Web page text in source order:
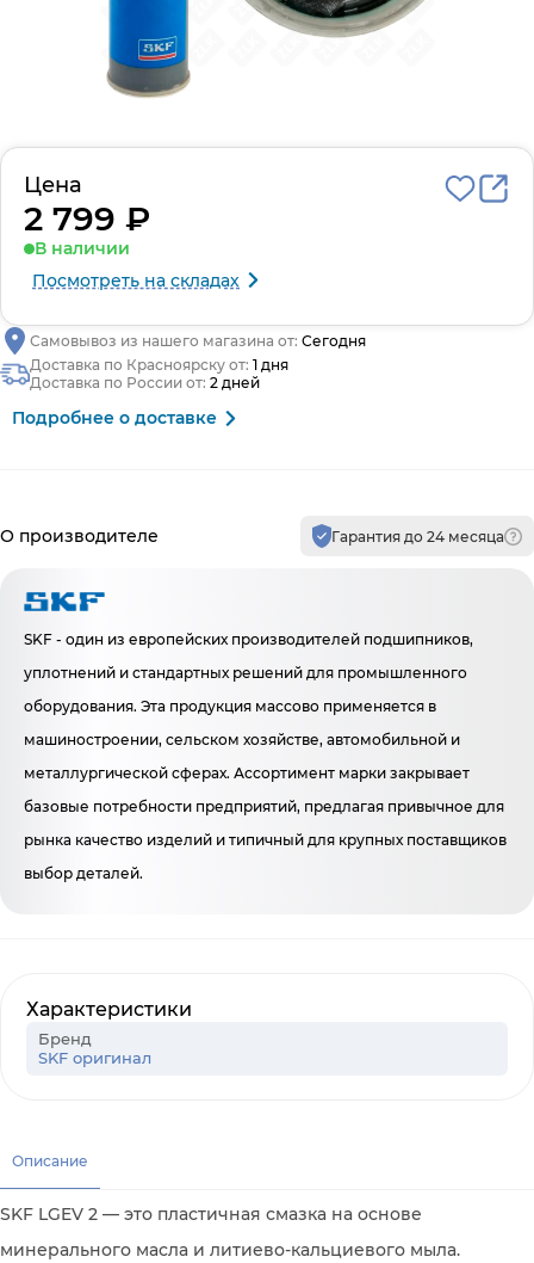
Характеристики
Бренд
SKF оригинал
Цена
2 799 ₽
В наличии
Посмотреть на складах
Самовывоз из нашего магазина от: Сегодня
Доставка по Красноярску от: 1 дня
Доставка по России от: 2 дней
Подробнее о доставке
Описание
SKF LGEV 2 — это пластичная смазка на основе
минерального масла и литиево-кальциевого мыла.
О производителе
Гарантия до 24 месяца
SKF - один из европейских производителей подшипников,
уплотнений и стандартных решений для промышленного
оборудования. Эта продукция массово применяется в
машиностроении, сельском хозяйстве, автомобильной и
металлургической сферах. Ассортимент марки закрывает
базовые потребности предприятий, предлагая привычное для
рынка качество изделий и типичный для крупных поставщиков
выбор деталей.